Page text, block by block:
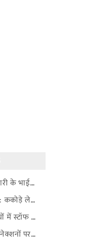
Indore News: पटवारी के भाईयों से बार-बार पूछताछ से...
'साहब' पैमाइश हो गई: ककोड़े लेकर डीएम का आभार जतान...
CG: सरकारी कार्यालयों में स्टॉफ की कमी होगी दूर, प...
Delhi: बंद बिजली कनेक्शनों पर बांट दी 42.26 करोड़ ...